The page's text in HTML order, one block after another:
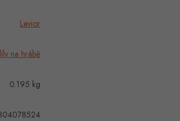
Levior
na hrábě
0.195 kg